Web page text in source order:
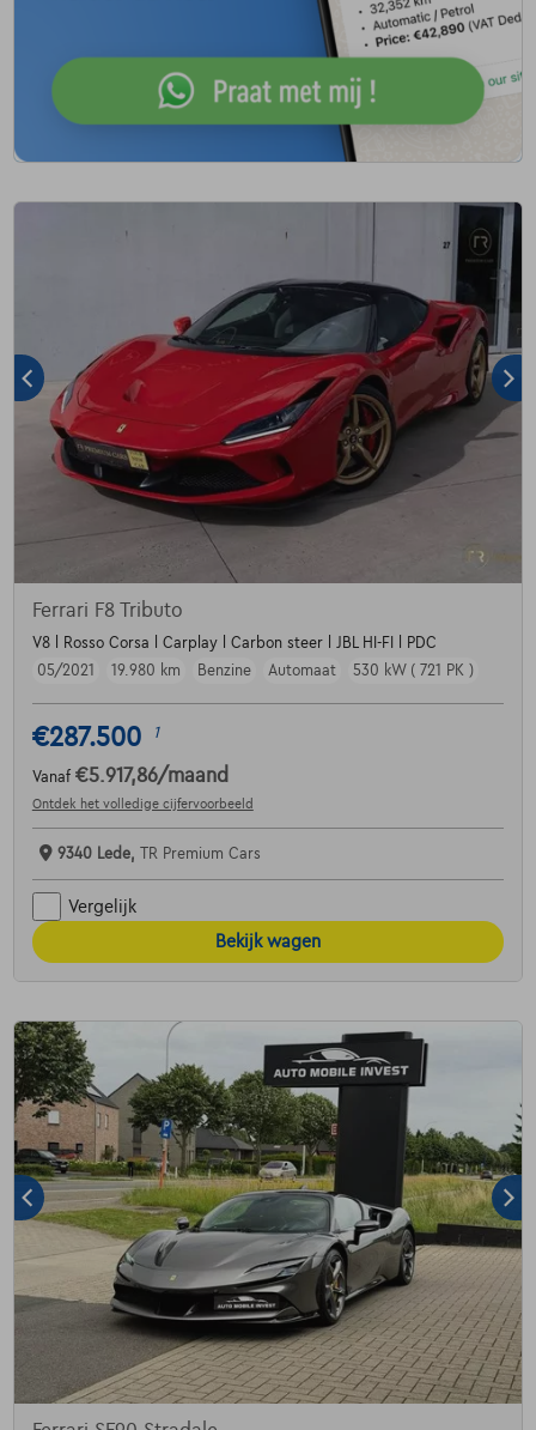
Ferrari F8 Tributo
V8 l Rosso Corsa l Carplay l Carbon steer l JBL HI-FI l PDC
05/2021
19.980 km Benzine Automaat 530 kW ( 721 PK )
€287.500 1
Vanaf €5.917,86/maand
Ontdek het volledige cijfervoorbeeld
9340 Lede, TR Premium Cars
Vergelijk
Bekijk wagen